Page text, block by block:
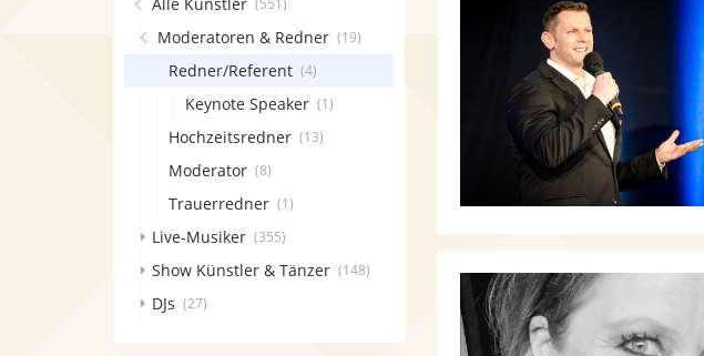
(551)
Moderatoren & Redner (19)
Redner/Referent (4)
Keynote Speaker (1)
Hochzeitsredner (13)
Moderator (8)
Trauerredner (1)
Live-Musiker (355)
Show Künstler & Tänzer (148)
DJs (27)